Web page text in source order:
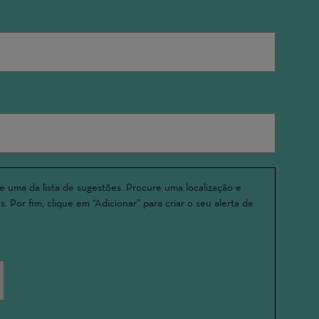
uma da lista de sugestões. Procure uma localização e
Por fim, clique em “Adicionar” para criar o seu alerta de